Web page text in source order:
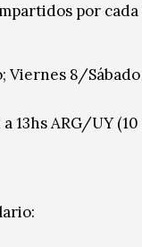
por
Viernes 8/
13hs ARG/UY (10